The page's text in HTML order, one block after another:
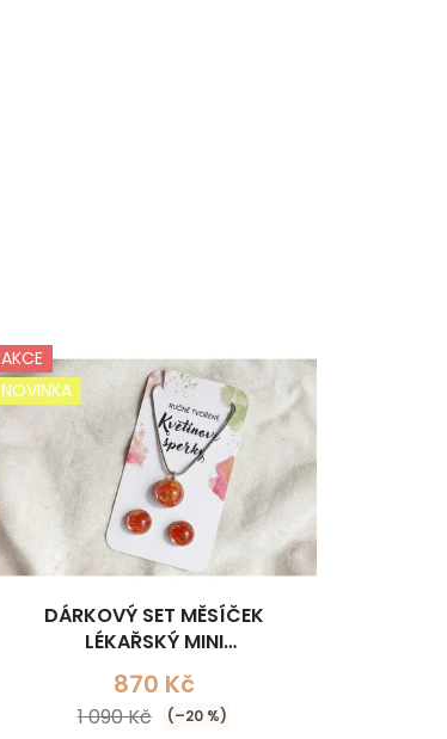
AKCE
NOVINKA
DÁRKOVÝ SET MĚSÍČEK
LÉKAŘSKÝ MINI
(NÁHRDELNÍK+NÁUŠNICE)
870 Kč
1 090 Kč (–20 %)